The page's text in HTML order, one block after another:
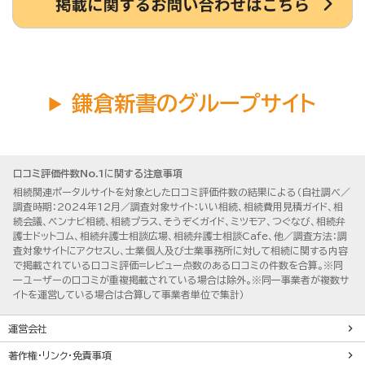
鎌倉新書のグループサイト
口コミ評価件数No.1に関する注意事項
相続関連ポータルサイトを対象とした口コミ評価件数の結果による（自社調べ／
調査時期：2024年12月／調査対象サイト：いい相続、相続費用見積ガイド、相
続会議、ベンナビ相続、相続プラス、そうぞくガイド、ミツモア、つぐなび、相続弁
護士ドットコム、相続弁護士相談広場、相続弁護士相談Cafe、他／調査方法：調
査対象サイトにアクセスし、士業個人及び士業事務所に対して相続に関する内容
で掲載されている口コミ評価=レビュー点数のある口コミの件数を合算。※同
一ユーザーの口コミが重複掲載されている場合は除外。※同一事業者が複数サ
イトを運営している場合は合算して事業者単位で集計）
運営会社
著作権・リンク・免責事項